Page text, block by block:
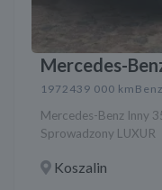
Mercedes-
1972 439 000 km
Mercedes-Benz Inny
Sprowadzony LUXUR
Koszalin